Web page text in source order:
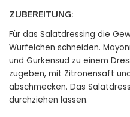
ZUBEREITUNG:
Für das Salatdressing die
Würfelchen schneiden.
und Gurkensud zu einem
zugeben, mit Zitronensaft
abschmecken. Das
durchziehen lassen.